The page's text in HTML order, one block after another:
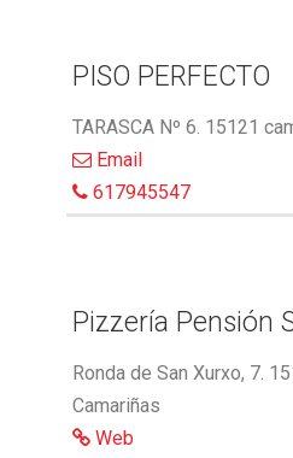
PISO PERFECTO
TARASCA Nº 6. 15121
Email
617945547
Pizzería Pensión
Ronda de San Xurxo, 7.
Camariñas
Web